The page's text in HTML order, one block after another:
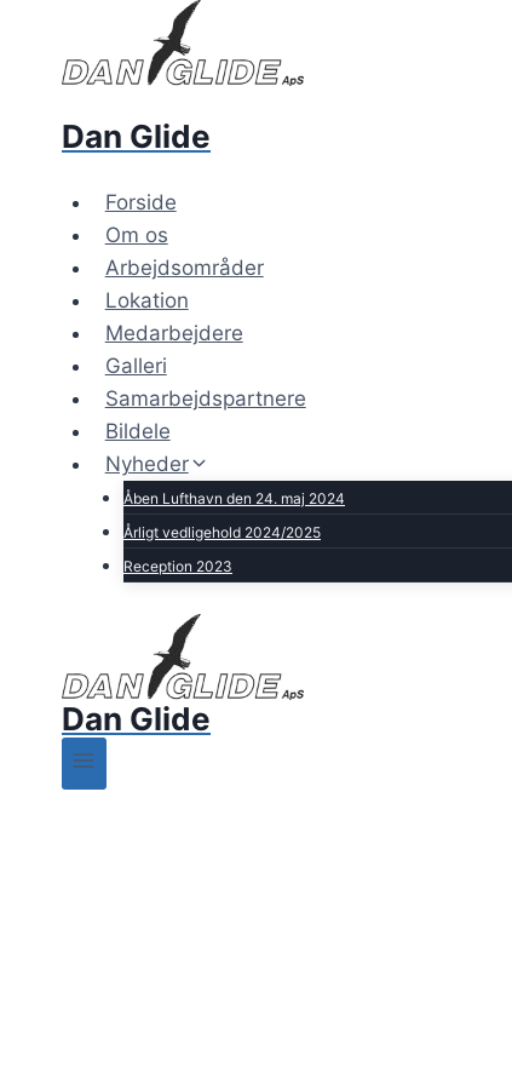
content
Dan Glide
Forside
Om os
Arbejdsområder
Lokation
Medarbejdere
Galleri
Samarbejdspartnere
Bildele
Nyheder
Åben Lufthavn den 24. maj 2024
Årligt vedligehold 2024/2025
Reception 2023
Dan Glide